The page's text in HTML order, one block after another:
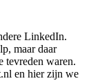
LinkedIn.
maar daar
tevreden waren.
en hier zijn we